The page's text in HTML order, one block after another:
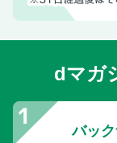
dマガ
バッ